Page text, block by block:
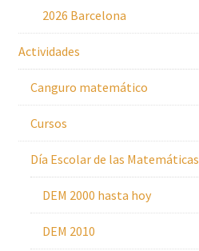
2026 Barcelona
Actividades
Canguro matemático
Cursos
Día Escolar de las Matemáticas
DEM 2000 hasta hoy
DEM 2010